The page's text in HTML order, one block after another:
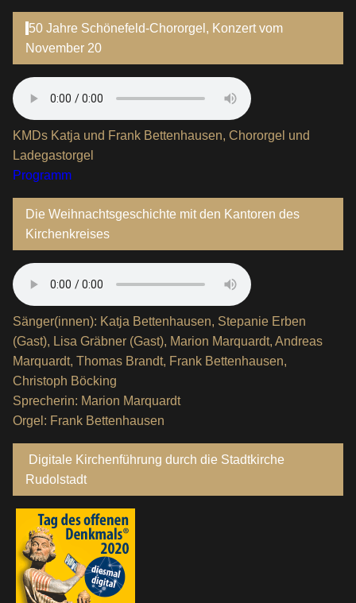
50 Jahre Schönefeld-Chororgel, Konzert vom
November 20
KMDs Katja und Frank Bettenhausen, Chororgel und
Ladegastorgel
Programm
Die Weihnachtsgeschichte mit den Kantoren des
Kirchenkreises
Sänger(innen): Katja Bettenhausen, Stepanie Erben
(Gast), Lisa Gräbner (Gast), Marion Marquardt, Andreas
Marquardt, Thomas Brandt, Frank Bettenhausen,
Christoph Böcking
Sprecherin: Marion Marquardt
Orgel: Frank Bettenhausen
Digitale Kirchenführung durch die Stadtkirche
Rudolstadt